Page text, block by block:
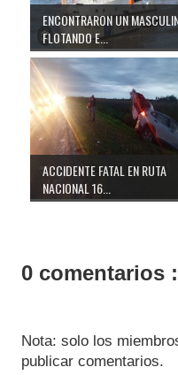
ENCONTRARON UN
FLOTANDO E...
ACCIDENTE FATAL EN RUTA
NACIONAL 16...
0 comentarios :
Nota: solo los
publicar comentarios.